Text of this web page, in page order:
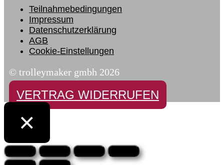
Teilnahmebedingungen
Impressum
Datenschutzerklärung
AGB
Cookie-Einstellungen
© trolleymaker gmbh 2026
VERTRAG WIDERRUFEN
×